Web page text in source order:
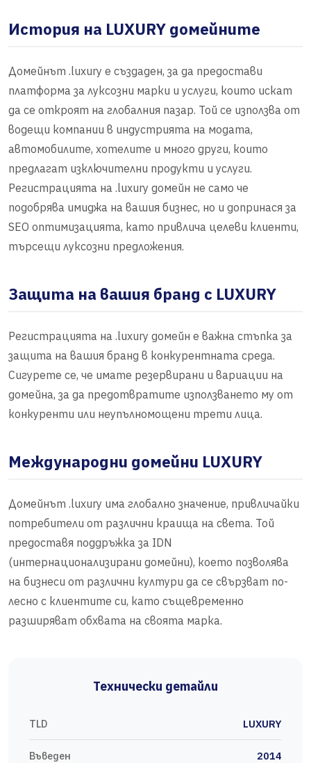
История на LUXURY домейните
Домейнът .luxury е създаден, за да предостави
платформа за луксозни марки и услуги, които искат
да се откроят на глобалния пазар. Той се използва от
водещи компании в индустрията на модата,
автомобилите, хотелите и много други, които
предлагат изключителни продукти и услуги.
Регистрацията на .luxury домейн не само че
подобрява имиджа на вашия бизнес, но и допринася за
SEO оптимизацията, като привлича целеви клиенти,
търсещи луксозни предложения.
Защита на вашия бранд с LUXURY
Регистрацията на .luxury домейн е важна стъпка за
защита на вашия бранд в конкурентната среда.
Сигурете се, че имате резервирани и вариации на
домейна, за да предотвратите използването му от
конкуренти или неупълномощени трети лица.
Международни домейни LUXURY
Домейнът .luxury има глобално значение, привличайки
потребители от различни краища на света. Той
предоставя поддръжка за IDN
(интернационализирани домейни), което позволява
на бизнеси от различни култури да се свързват по-
лесно с клиентите си, като същевременно
разширяват обхвата на своята марка.
Технически детайли
TLD LUXURY
Въведен 2014